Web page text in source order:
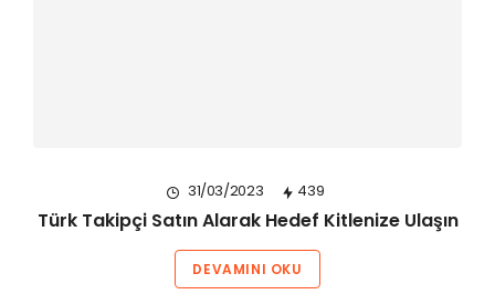
31/03/2023 439
Türk Takipçi Satın Alarak Hedef Kitlenize Ulaşın
DEVAMINI OKU